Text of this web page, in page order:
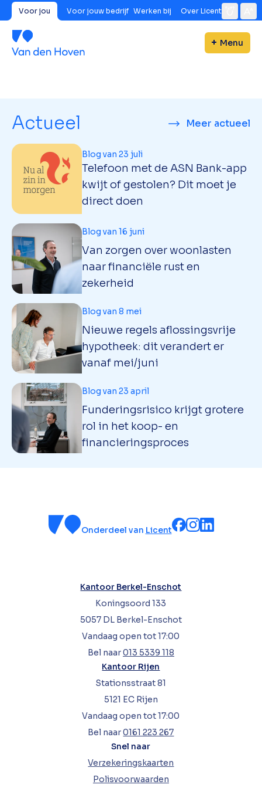
Voor jou Voor jouw bedrijf Werken bij Over Licent
Menu
Actueel Meer actueel
Telefoon met de ASN Bank-app
kwijt of gestolen? Dit moet je
direct doen
Blog van 23 juli
Van zorgen over woonlasten
naar financiële rust en
zekerheid
Blog van 16 juni
Nieuwe regels aflossingsvrije
hypotheek: dit verandert er
vanaf mei/juni
Blog van 8 mei
Funderingsrisico krijgt grotere
rol in het koop- en
financieringsproces
Blog van 23 april
Onderdeel van Licent
Kantoor Berkel-Enschot
Koningsoord 133
5057 DL Berkel-Enschot
Vandaag open tot 17:00
Bel naar013 5339 118
Kantoor Rijen
Stationsstraat 81
5121 EC Rijen
Vandaag open tot 17:00
Bel naar0161 223 267
Snel naar
Verzekeringskaarten
Polisvoorwaarden